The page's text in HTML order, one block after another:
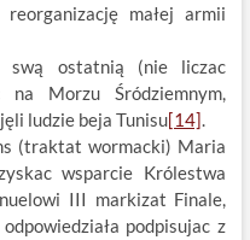
reorganizację małej armii
ostatnią (nie liczac
na Morzu Śródziemnym,
ludzie beja Tunisu[14].
(traktat wormacki) Maria
wsparcie Królestwa
III markizat Finale,
podpisujac z